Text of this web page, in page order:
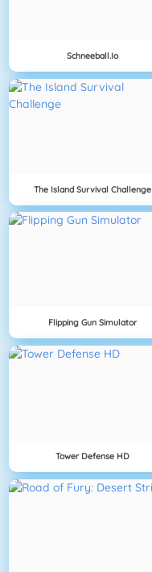
Schneeball.io
The Island Survival Challenge
Flipping Gun Simulator
Tower Defense HD